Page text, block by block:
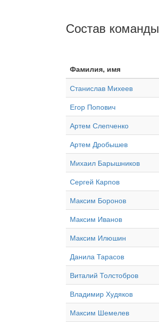
Состав команды
Фамилия, имя
Станислав Михеев
Егор Попович
Артем Слепченко
Артем Дробышев
Михаил Барышников
Сергей Карпов
Максим Боронов
Максим Иванов
Максим Илюшин
Данила Тарасов
Виталий Толстобров
Владимир Худяков
Максим Шемелев